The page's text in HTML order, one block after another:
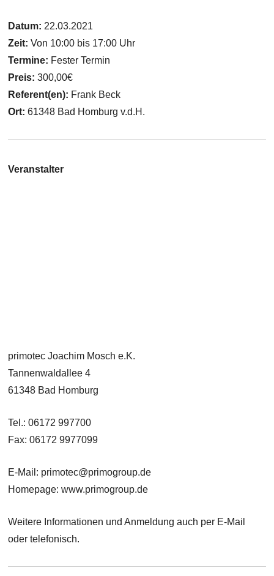
Datum: 22.03.2021
Zeit: Von 10:00 bis 17:00 Uhr
Termine: Fester Termin
Preis: 300,00€
Referent(en): Frank Beck
Ort:61348 Bad Homburg v.d.H.
Veranstalter
primotec Joachim Mosch e.K.
Tannenwaldallee 4
61348 Bad Homburg
Tel.: 06172 997700
Fax: 06172 9977099
E-Mail: primotec@primogroup.de
Homepage: www.primogroup.de
Weitere Informationen und Anmeldung auch per E-Mail
oder telefonisch.